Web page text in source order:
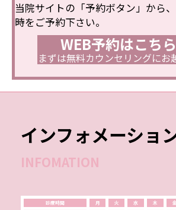
当院サイトの「予約ボタン」から
時をご予約下さい。
WEB予約はこち
まずは無料カウンセリングにお
インフォメーショ
INFOMATION
診療時間 月 火 水 木 金